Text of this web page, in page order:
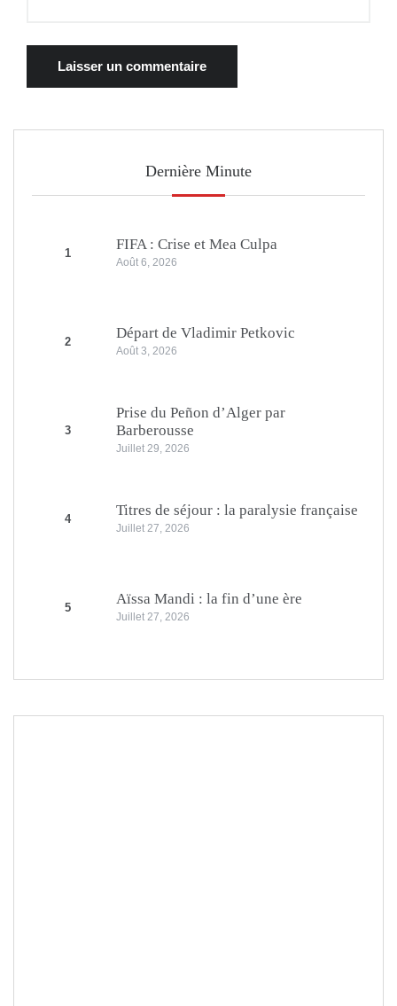
Dernière Minute
1
FIFA : Crise et Mea Culpa
Août 6, 2026
2
Départ de Vladimir Petkovic
Août 3, 2026
3
Prise du Peñon d’Alger par
Barberousse
Juillet 29, 2026
4
Titres de séjour : la paralysie française
Juillet 27, 2026
5
Aïssa Mandi : la fin d’une ère
Juillet 27, 2026